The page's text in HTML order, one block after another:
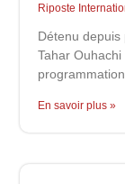
Riposte
Détenu depuis
Tahar
En savoir plus »